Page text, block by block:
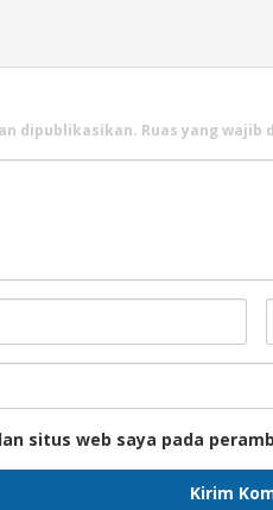
dipublikasikan. Ruas yang wajib
situs web saya pada